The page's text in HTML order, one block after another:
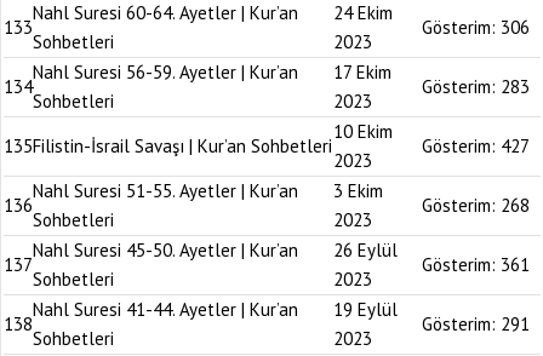
133
Nahl Suresi 60-64. Ayetler | Kur’an
Sohbetleri
24 Ekim
2023
Gösterim: 306
134
Nahl Suresi 56-59. Ayetler | Kur’an
Sohbetleri
17 Ekim
2023
Gösterim: 283
135Filistin-İsrail Savaşı | Kur’an Sohbetleri
10 Ekim
2023
Gösterim: 427
136
Nahl Suresi 51-55. Ayetler | Kur’an
Sohbetleri
3 Ekim
2023
Gösterim: 268
137
Nahl Suresi 45-50. Ayetler | Kur’an
Sohbetleri
26 Eylül
2023
Gösterim: 361
138
Nahl Suresi 41-44. Ayetler | Kur’an
Sohbetleri
19 Eylül
2023
Gösterim: 291